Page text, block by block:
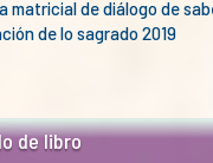
matricial de diálogo de
de lo sagrado 2019
de libro